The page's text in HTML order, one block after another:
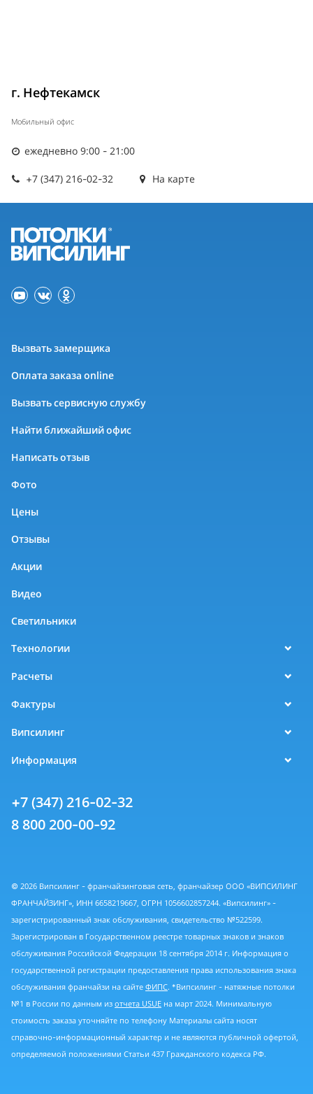
г. Нефтекамск
Мобильный офис
ежедневно 9:00 - 21:00
+7 (347) 216-02-32 На карте
Вызвать замерщика
Оплата заказа online
Вызвать сервисную службу
Найти ближайший офис
Написать отзыв
Фото
Цены
Отзывы
Акции
Видео
Светильники
Технологии
Расчеты
Фактуры
Випсилинг
Информация
+7 (347) 216-02-32
8 800 200-00-92
© 2026 Випсилинг - франчайзинговая сеть, франчайзер ООО «ВИПСИЛИНГ
ФРАНЧАЙЗИНГ», ИНН 6658219667, ОГРН 1056602857244. «Випсилинг» -
зарегистрированный знак обслуживания, свидетельство №522599.
Зарегистрирован в Государственном реестре товарных знаков и знаков
обслуживания Российской Федерации 18 сентября 2014 г. Информация о
государственной регистрации предоставления права использования знака
обслуживания франчайзи на сайте ФИПС. *Випсилинг - натяжные потолки
№1 в России по данным из отчета USUE на март 2024. Минимальную
стоимость заказа уточняйте по телефону Материалы сайта носят
справочно-информационный характер и не являются публичной офертой,
определяемой положениями Статьи 437 Гражданского кодекса РФ.